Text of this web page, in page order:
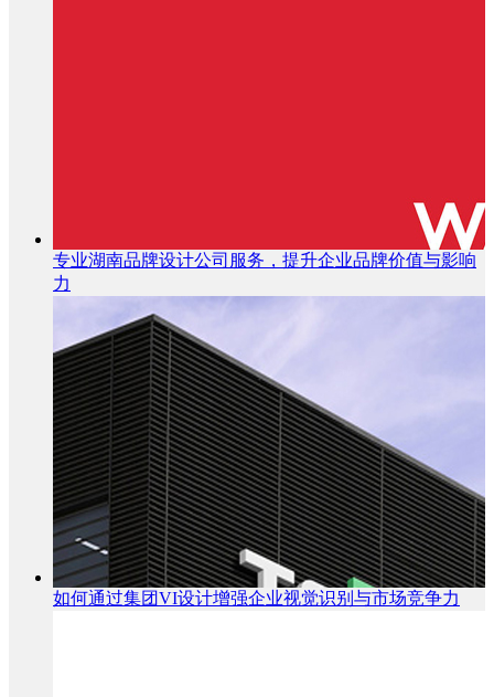
专业湖南品牌设计公司服务，提升企业品牌价值与影响
力
如何通过集团VI设计增强企业视觉识别与市场竞争力